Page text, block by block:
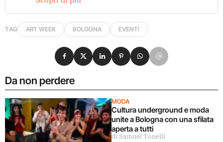
TAG ART WEEK BOLOGNA EVENTI
Da non perdere
MODA
Cultura underground e moda
unite a Bologna con una sfilata
aperta a tutti
di Samuel Tonelli
Condividi su Facebook
Condividi su X
Condividi su LinkedIn
Condividi su Pinterest
Condividi su WhatsApp
Condividi su Email